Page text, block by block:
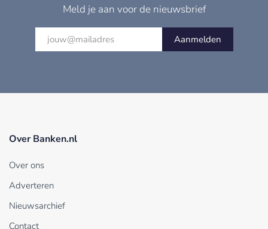
Meld je aan voor de nieuwsbrief
Aanmelden
Over Banken.nl
Over ons
Adverteren
Nieuwsarchief
Contact